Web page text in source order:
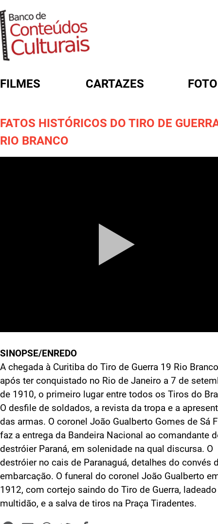
FILMES CARTAZES
FATOS HISTÓRICOS DO TIRO DE
RIO BRANCO
SINOPSE/ENREDO
A chegada à Curitiba do Tiro de Guerra 19 Rio
após ter conquistado no Rio de Janeiro a 7 de
de 1910, o primeiro lugar entre todos os Tiros do
O desfile de soldados, a revista da tropa e a
das armas. O coronel João Gualberto Gomes de Sá
faz a entrega da Bandeira Nacional ao comandante
destróier Paraná, em solenidade na qual discursa. O
destróier no cais de Paranaguá, detalhes do convés
embarcação. O funeral do coronel João Gualberto
1912, com cortejo saindo do Tiro de Guerra,
multidão, e a salva de tiros na Praça Tiradentes.
FORMULÁRIO DE BUSCA